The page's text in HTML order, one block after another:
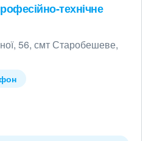
технічне
56, смт Старобешеве,